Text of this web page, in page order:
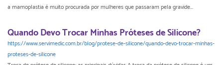
a mamoplastia é muito procurada por mulheres que passaram pela gravide...
Quando Devo Trocar Minhas Próteses de Silicone?
https://www.servimedic.com.br/blog/protese-de-silicone/quando-devo-trocar-minhas-
proteses-de-silicone